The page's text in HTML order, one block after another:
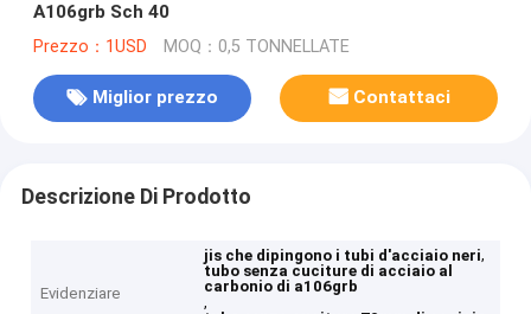
A106grb Sch 40
Prezzo：1USD MOQ：0,5 TONNELLATE
Miglior prezzo Contattaci
Descrizione Di Prodotto
Evidenziare
jis che dipingono i tubi d'acciaio neri,
tubo senza cuciture di acciaio al
carbonio di a106grb
,